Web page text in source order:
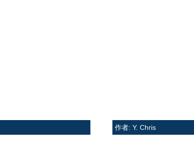
作者: Y. Chris